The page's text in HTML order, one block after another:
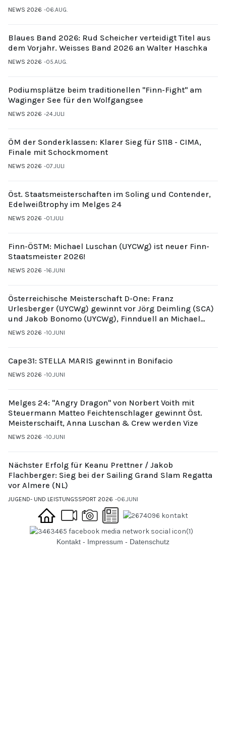
NEWS 2026 06.AUG.
Blaues Band 2026: Rud Scheicher verteidigt Titel aus
dem Vorjahr. Weisses Band 2026 an Walter Haschka
NEWS 2026 05.AUG.
Podiumsplätze beim traditionellen "Finn-Fight" am
Waginger See für den Wolfgangsee
NEWS 2026 24.JULI
ÖM der Sonderklassen: Klarer Sieg für S118 - CIMA,
Finale mit Schockmoment
NEWS 2026 07.JULI
Öst. Staatsmeisterschaften im Soling und Contender,
Edelweißtrophy im Melges 24
NEWS 2026 01.JULI
Finn-ÖSTM: Michael Luschan (UYCWg) ist neuer Finn-
Staatsmeister 2026!
NEWS 2026 16.JUNI
Österreichische Meisterschaft D-One: Franz
Urlesberger (UYCWg) gewinnt vor Jörg Deimling (SCA)
und Jakob Bonomo (UYCWg), Finnduell an Michael
Gubi (UYCMo)
NEWS 2026 10.JUNI
Cape31: STELLA MARIS gewinnt in Bonifacio
NEWS 2026 10.JUNI
Melges 24: "Angry Dragon" von Norbert Voith mit
Steuermann Matteo Feichtenschlager gewinnt Öst.
Meisterschaift, Anna Luschan & Crew werden Vize
NEWS 2026 10.JUNI
Nächster Erfolg für Keanu Prettner / Jakob
Flachberger: Sieg bei der Sailing Grand Slam Regatta
vor Almere (NL)
JUGEND- UND LEISTUNGSSPORT 2026 06.JUNI
Kontakt - Impressum - Datenschutz